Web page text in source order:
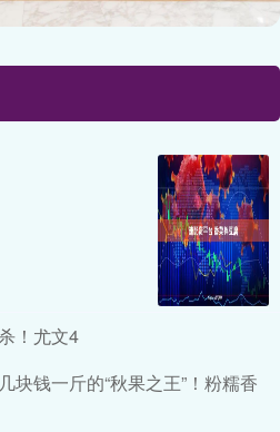
！尤文4
块钱一斤的“秋果之王”！粉糯香